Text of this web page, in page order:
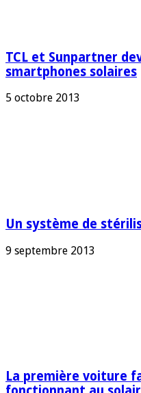
TCL et Sunpartner
smartphones solaires
5 octobre 2013
Un système de
9 septembre 2013
La première voiture